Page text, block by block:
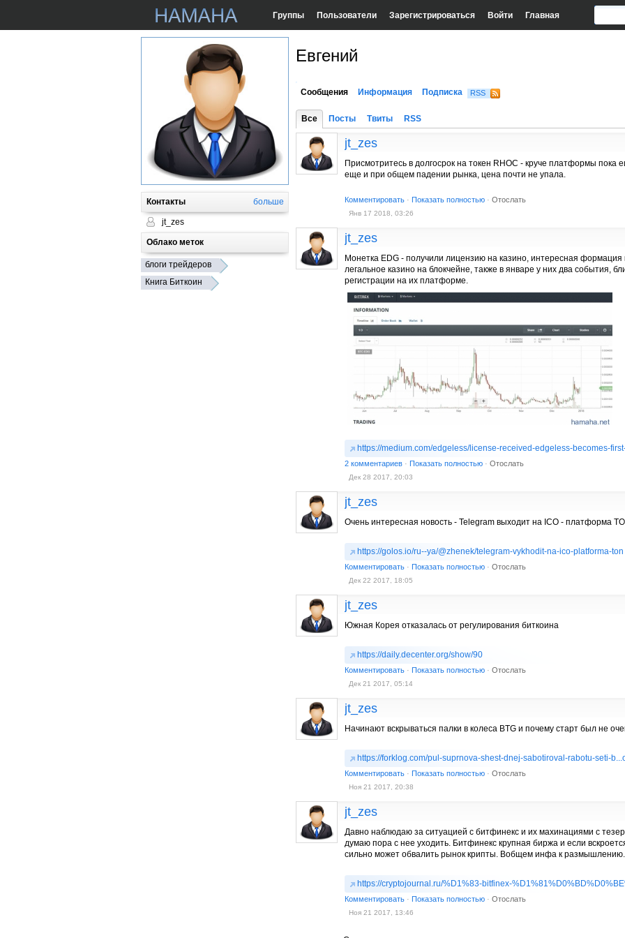
Группы Пользователи Зарегистрироваться Войти Главная
Контакты больше
jt_zes
Облако меток
блоги трейдеров
Книга Биткоин
Евгений
Сообщения Информация Подписка RSS
Все Посты Твиты RSS
jt_zes
Присмотритесь в долгосрок на токен RHOC - круче платформы
еще и при общем падении рынка, цена почти не упала.
Комментировать · Показать полностью · Отослать
Янв 17 2018, 03:26
jt_zes
Монетка EDG - получили лицензию на казино, интересная
легальное казино на блокчейне, также в январе у них два события,
регистрации на их платформе.
https://medium.com/edgeless/license-received-edgeless-becomes-
2 комментариев · Показать полностью · Отослать
Дек 28 2017, 20:03
jt_zes
Очень интересная новость - Telegram выходит на ICO - платформа
https://golos.io/ru--ya/@zhenek/telegram-vykhodit-na-ico-platforma-ton
Комментировать · Показать полностью · Отослать
Дек 22 2017, 18:05
jt_zes
Южная Корея отказалась от регулирования биткоина
https://daily.decenter.org/show/90
Комментировать · Показать полностью · Отослать
Дек 21 2017, 05:14
jt_zes
Начинают вскрываться палки в колеса BTG и почему старт был не
https://forklog.com/pul-suprnova-shest-dnej-sabotiroval-rabotu-seti-
Комментировать · Показать полностью · Отослать
Ноя 21 2017, 20:38
jt_zes
Давно наблюдаю за ситуацией с битфинекс и их махинациями с
думаю пора с нее уходить. Битфинекс крупная биржа и если
сильно может обвалить рынок крипты. Вобщем инфа к размышлению.
https://cryptojournal.ru/%D1%83-bitfinex-
Комментировать · Показать полностью · Отослать
Ноя 21 2017, 13:46